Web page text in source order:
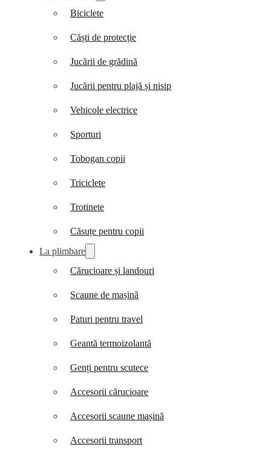
Biciclete
Căști de protecție
Jucării de grădină
Jucării pentru plajă și nisip
Vehicole electrice
Sporturi
Tobogan copii
Triciclete
Trotinete
Căsuțe pentru copii
La plimbare
Cărucioare și landouri
Scaune de mașină
Paturi pentru travel
Geantă termoizolantă
Genți pentru scutece
Accesorii cărucioare
Accesorii scaune mașină
Accesorii transport